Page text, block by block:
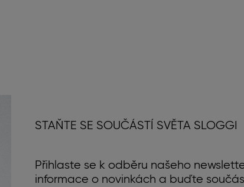
STAŇTE SE SOUČÁSTÍ SVĚTA SLOGGI
Přihlaste se k odběru našeho
informace o novinkách a buďte